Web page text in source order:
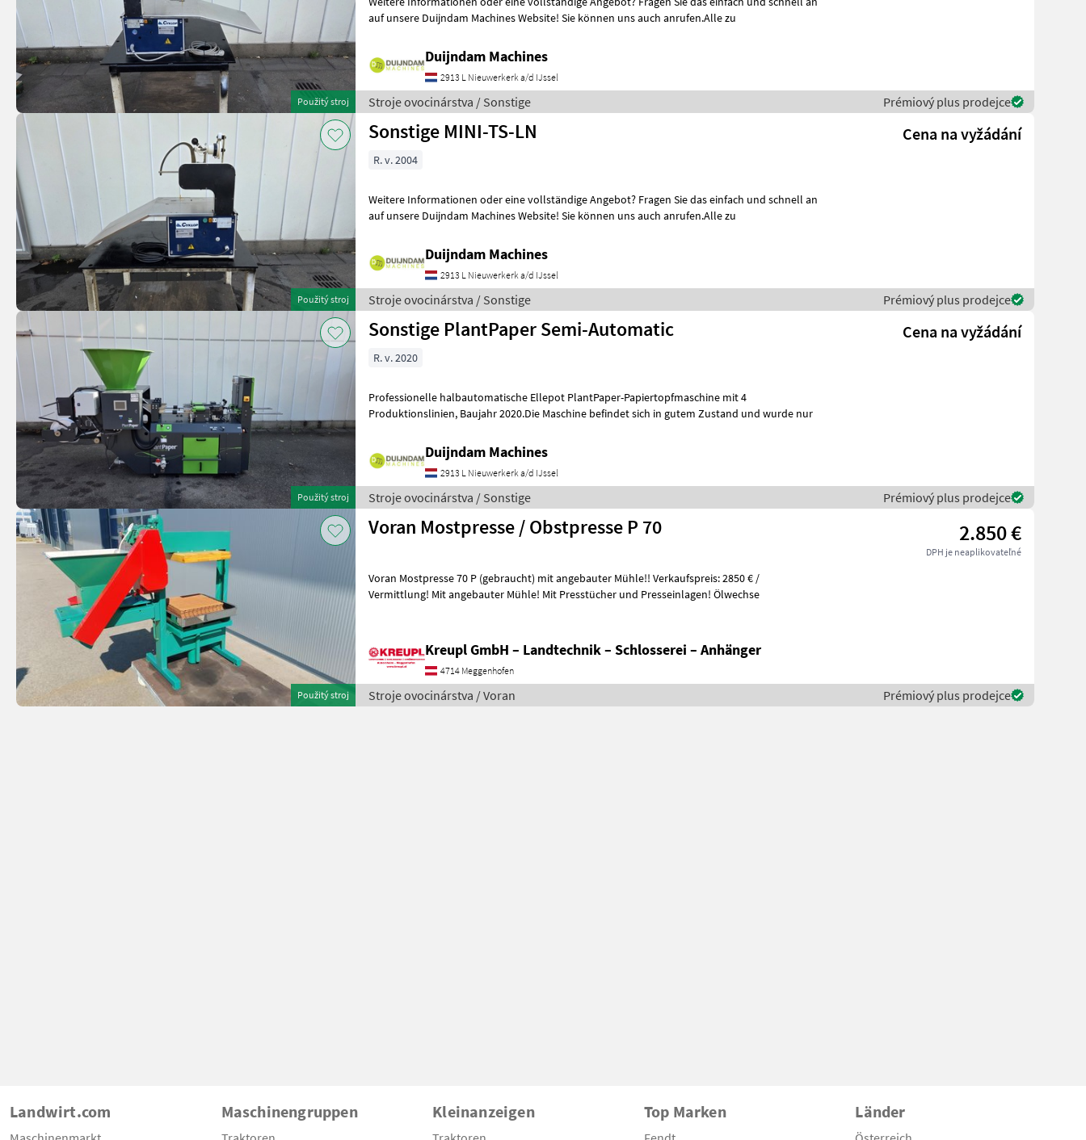
Použitý stroj
auf unsere Duijndam Machines Website! Sie können uns auch anrufen.Alle zu
Duijndam Machines
2913 L Nieuwerkerk a/d IJssel
Stroje ovocinárstva / Sonstige Prémiový plus prodejce
Použitý stroj
Sonstige MINI-TS-LN Cena na vyžádání
R. v. 2004
Weitere Informationen oder eine vollständige Angebot? Fragen Sie das einfach und schnell an
auf unsere Duijndam Machines Website! Sie können uns auch anrufen.Alle zu
Duijndam Machines
2913 L Nieuwerkerk a/d IJssel
Stroje ovocinárstva / Sonstige Prémiový plus prodejce
Použitý stroj
Sonstige PlantPaper Semi-Automatic Cena na vyžádání
R. v. 2020
Professionelle halbautomatische Ellepot PlantPaper-Papiertopfmaschine mit 4
Produktionslinien, Baujahr 2020.Die Maschine befindet sich in gutem Zustand und wurde nur
Duijndam Machines
2913 L Nieuwerkerk a/d IJssel
Stroje ovocinárstva / Sonstige Prémiový plus prodejce
Použitý stroj
Voran Mostpresse / Obstpresse P 70 2.850 €
DPH je neaplikovateľné
Voran Mostpresse 70 P (gebraucht) mit angebauter Mühle!! Verkaufspreis: 2850 € /
Vermittlung! Mit angebauter Mühle! Mit Presstücher und Presseinlagen! Ölwechse
Kreupl GmbH – Landtechnik – Schlosserei – Anhänger
4714 Meggenhofen
Stroje ovocinárstva / Voran Prémiový plus prodejce
Landwirt.com Maschinengruppen Kleinanzeigen Top Marken Länder